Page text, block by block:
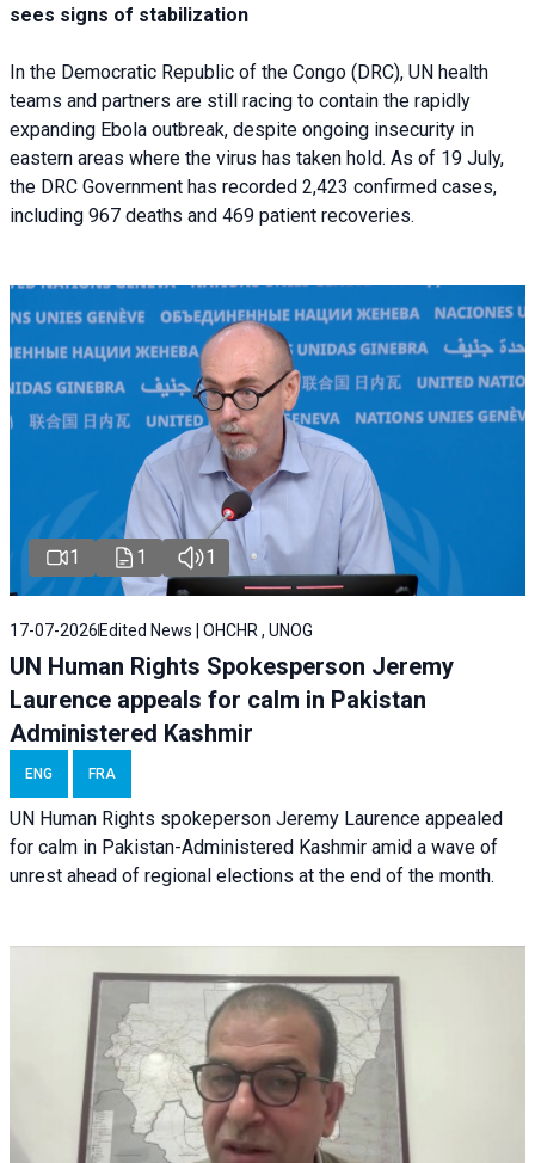
sees signs of stabilization
In the Democratic Republic of the Congo (DRC), UN health
teams and partners are still racing to contain the rapidly
expanding Ebola outbreak, despite ongoing insecurity in
eastern areas where the virus has taken hold. As of 19 July,
the DRC Government has recorded 2,423 confirmed cases,
including 967 deaths and 469 patient recoveries.
1 1 1
17-07-2026 Edited News | OHCHR , UNOG
UN Human Rights Spokesperson Jeremy
Laurence appeals for calm in Pakistan
Administered Kashmir
ENG FRA
UN Human Rights spokeperson Jeremy Laurence appealed
for calm in Pakistan-Administered Kashmir amid a wave of
unrest ahead of regional elections at the end of the month.